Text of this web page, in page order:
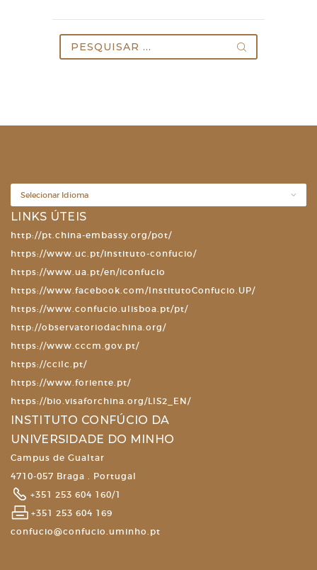
por:
LINKS ÚTEIS
http://pt.china-embassy.org/pot/
https://www.uc.pt/instituto-confucio/
https://www.ua.pt/en/iconfucio
https://www.facebook.com/InstitutoConfucio.UP/
https://www.confucio.ulisboa.pt/pt/
http://observatoriodachina.org/
https://www.cccm.gov.pt/
https://ccilc.pt/
https://www.foriente.pt/
https://bio.visaforchina.org/LIS2_EN/
INSTITUTO CONFÚCIO DA
UNIVERSIDADE DO MINHO
Campus de Gualtar
4710-057 Braga . Portugal
+351 253 604 160/1
+351 253 604 169
confucio@confucio.uminho.pt